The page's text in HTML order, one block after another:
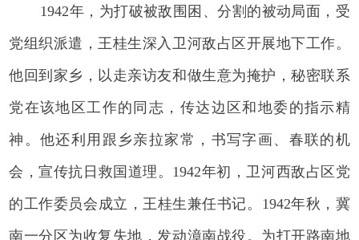
1942年，为打破被敌围困、分割的被动局面，受
党组织派遣，王桂生深入卫河敌占区开展地下工作。
他回到家乡，以走亲访友和做生意为掩护，秘密联系
党在该地区工作的同志，传达边区和地委的指示精
神。他还利用跟乡亲拉家常，书写字画、春联的机
会，宣传抗日救国道理。1942年初，卫河西敌占区党
的工作委员会成立，王桂生兼任书记。1942年秋，冀
南一分区为收复失地，发动漳南战役。为打开路南地